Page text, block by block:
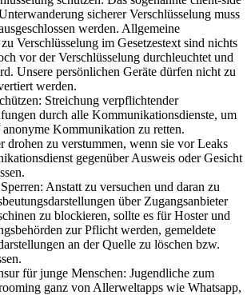
sicherer Verschlüsselung muss
werden. Allgemeine
Verschlüsselung im Gesetzestext sind nichts
vor der Verschlüsselung durchleuchtet und
Unsere persönlichen Geräte dürfen nicht zu
werden.
Streichung verpflichtender
durch alle Kommunikationsdienste, um
anonyme Kommunikation zu retten.
drohen zu verstummen, wenn sie vor Leaks
gegenüber Ausweis oder Gesicht
Anstatt zu versuchen und daran zu
über Zugangsanbieter
zu blockieren, sollte es für Hoster und
zur Pflicht werden, gemeldete
an der Quelle zu löschen bzw.
für junge Menschen: Jugendliche zum
ganz von Allerweltapps wie Whatsapp,